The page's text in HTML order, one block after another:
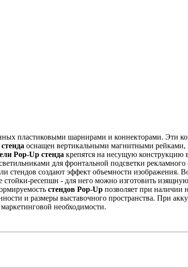
пластиковыми шарнирами и коннекторами. Эти
оснащен вертикальными магнитными рейками,
Pop-Up стенда крепятся на несущую конструкцию
для фронтальной подсветки
стендов создают эффект объемности изображения.
стойки-ресепшн - для него можно изготовить
стендов Pop-Up позволяет при наличии
и размеры выставочного пространства. При
необходимости.